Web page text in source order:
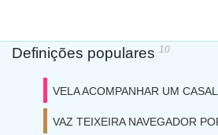
Definições populares 10
VELA ACOMPANHAR UM
VAZ TEIXEIRA NAVEGADOR